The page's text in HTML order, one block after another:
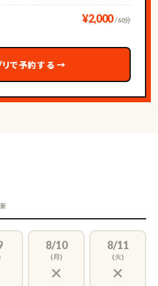
¥2,000 / 60分
リで予約する →
8/10
(月)
×
8/11
(火)
×